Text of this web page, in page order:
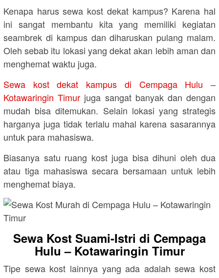
Kenapa harus sewa kost dekat kampus? Karena hal
ini sangat membantu kita yang memiliki kegiatan
seambrek di kampus dan diharuskan pulang malam.
Oleh sebab itu lokasi yang dekat akan lebih aman dan
menghemat waktu juga.
Sewa kost dekat kampus di Cempaga Hulu –
Kotawaringin Timur juga sangat banyak dan dengan
mudah bisa ditemukan. Selain lokasi yang strategis
harganya juga tidak terlalu mahal karena sasarannya
untuk para mahasiswa.
Biasanya satu ruang kost juga bisa dihuni oleh dua
atau tiga mahasiswa secara bersamaan untuk lebih
menghemat biaya.
Sewa Kost Suami-Istri di Cempaga
Hulu – Kotawaringin Timur
Tipe sewa kost lainnya yang ada adalah sewa kost